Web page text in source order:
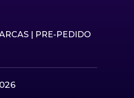
| PRE-PEDIDO